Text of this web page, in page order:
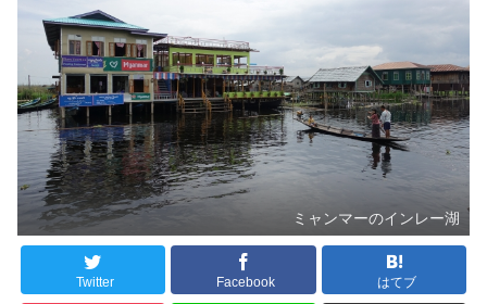
ミャンマーのインレー湖
Twitter Facebook はてブ